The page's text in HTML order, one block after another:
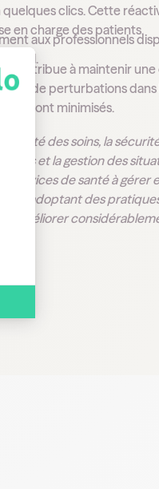
: Personnalisez
clics. Cette
en charge des patients.
aux professionnels
contribue à maintenir une
de perturbations
sont minimisés.
des soins, la
et la gestion des
services de santé à
En adoptant des
améliorer